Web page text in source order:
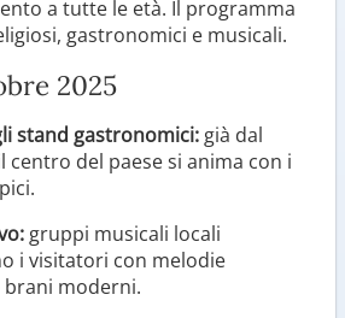
a tutte le età. Il programma
gastronomici e musicali.
2025
stand gastronomici: già dal
centro del paese si anima con i
gruppi musicali locali
i visitatori con melodie
moderni.